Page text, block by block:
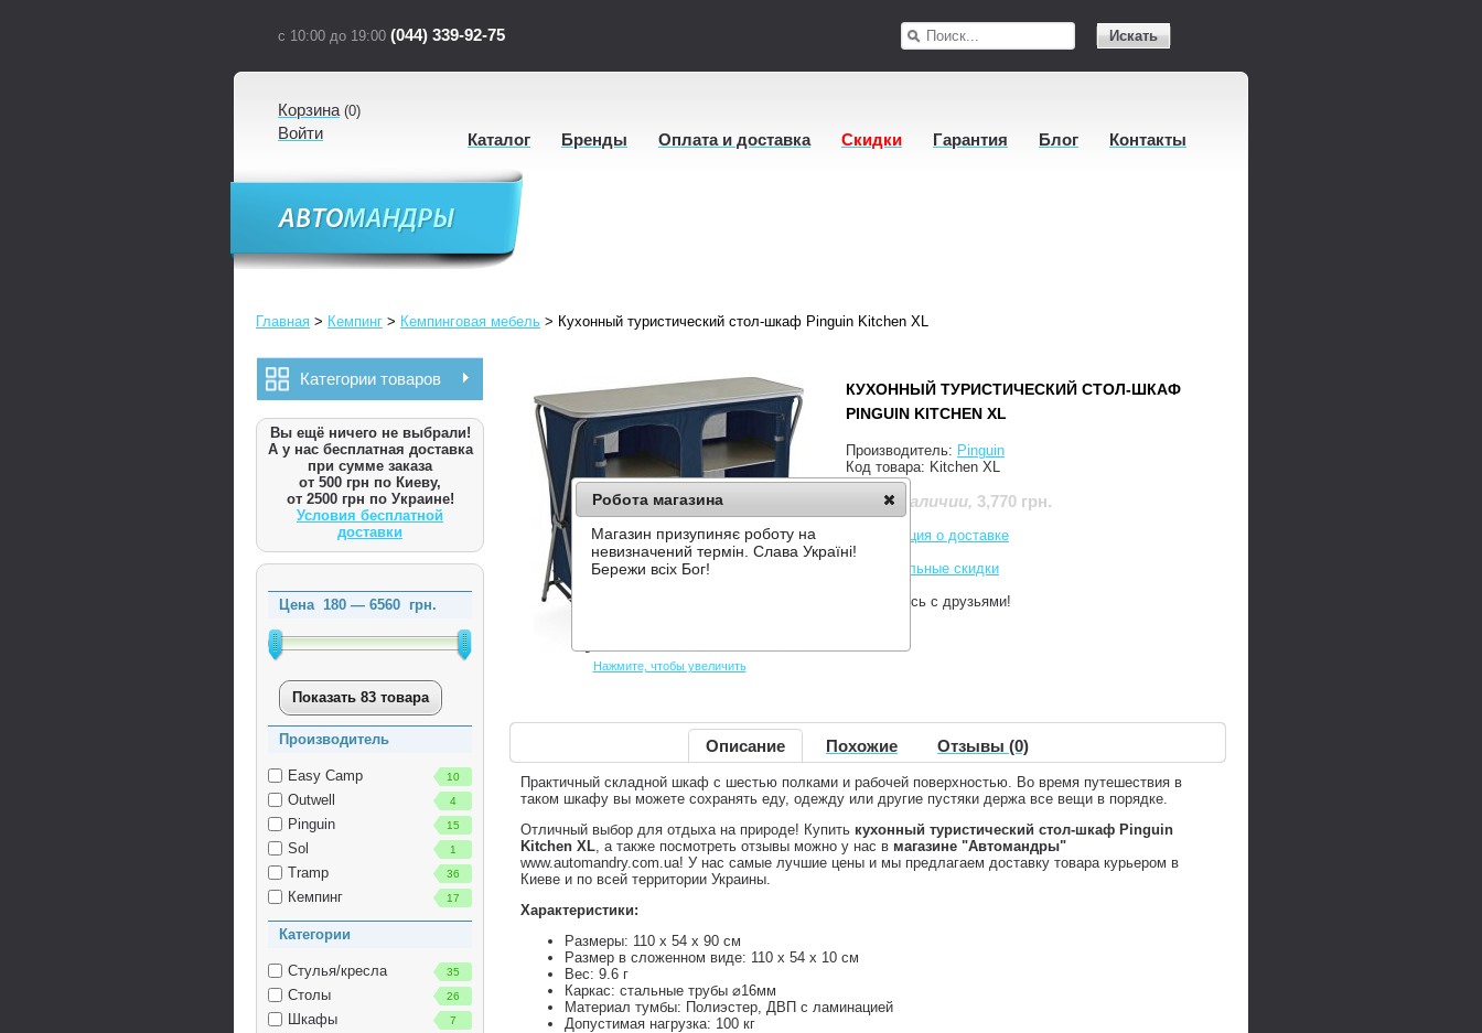
с 10:00 до 19:00 (044) 339-92-75 Искать
Корзина(0)
Войти Каталог Бренды Оплата и доставка Скидки Гарантия Блог Контакты
Главная > Кемпинг > Кемпинговая мебель > Кухонный туристический стол-шкаф Pinguin Kitchen XL
Категории товаров
Вы ещё ничего не выбрали!
А у нас бесплатная доставка
при сумме заказа
от 500 грн по Киеву,
от 2500 грн по Украине!
Условия бесплатной
доставки
Цена 180 — 6560 грн.
Показать 83 товара
Производитель
Easy Camp 10
Outwell 4
Pinguin 15
Sol 1
Tramp 36
Кемпинг 17
Категории
Стулья/кресла 35
Столы 26
Шкафы 7
Нажмите, чтобы увеличить
КУХОННЫЙ ТУРИСТИЧЕСКИЙ СТОЛ-ШКАФ
PINGUIN KITCHEN XL
Производитель: Pinguin
Код товара: Kitchen XL
Нет в наличии, 3,770 грн.
Информация о доставке
Накопительные скидки
Поделитесь с друзьями!
Описание Похожие Отзывы (0)
Практичный складной шкаф с шестью полками и рабочей поверхностью. Во время путешествия в
таком шкафу вы можете сохранять еду, одежду или другие пустяки держа все вещи в порядке.
Отличный выбор для отдыха на природе! Купить кухонный туристический стол-шкаф Pinguin
Kitchen XL, а также посмотреть отзывы можно у нас в магазине "Автомандры"
www.automandry.com.ua! У нас самые лучшие цены и мы предлагаем доставку товара курьером в
Киеве и по всей территории Украины.
Характеристики:
Размеры: 110 х 54 х 90 см
Размер в сложенном виде: 110 х 54 х 10 см
Вес: 9.6 г
Каркас: стальные трубы ⌀16мм
Материал тумбы: Полиэстер, ДВП с ламинацией
Допустимая нагрузка: 100 кг
Робота магазина
Магазин призупиняє роботу на
невизначений термін. Слава Україні!
Бережи всіх Бог!